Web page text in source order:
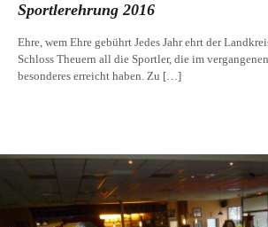
Sportlerehrung 2016
Ehre, wem Ehre gebührt Jedes Jahr ehrt der
Schloss Theuern all die Sportler, die im
besonderes erreicht haben. Zu […]